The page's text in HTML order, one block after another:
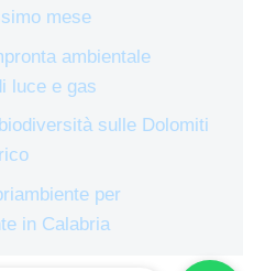
mese
ambientale
luce e gas
sulle Dolomiti
per
in Calabria